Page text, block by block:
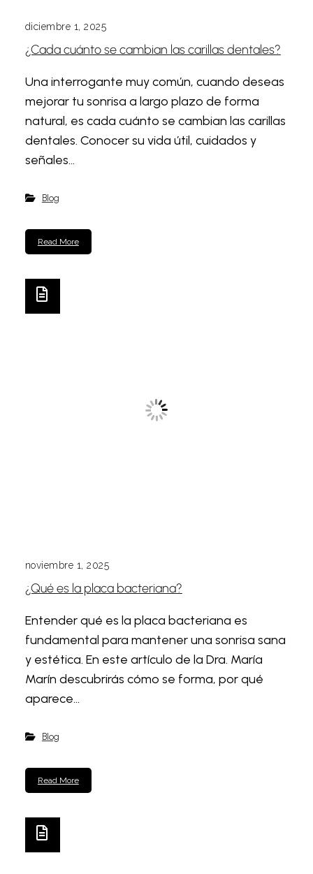
diciembre 1, 2025
¿Cada cuánto se cambian las carillas dentales?
Una interrogante muy común, cuando deseas
mejorar tu sonrisa a largo plazo de forma
natural, es cada cuánto se cambian las carillas
dentales. Conocer su vida útil, cuidados y
señales...
Blog
Read More
noviembre 1, 2025
¿Qué es la placa bacteriana?
Entender qué es la placa bacteriana es
fundamental para mantener una sonrisa sana
y estética. En este artículo de la Dra. María
Marín descubrirás cómo se forma, por qué
aparece...
Blog
Read More